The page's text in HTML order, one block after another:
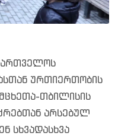
ურთიერთობის
თბილისის
არსებულ
სხვადასხვა